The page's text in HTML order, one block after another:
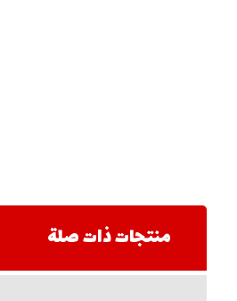
منتجات ذات صلة